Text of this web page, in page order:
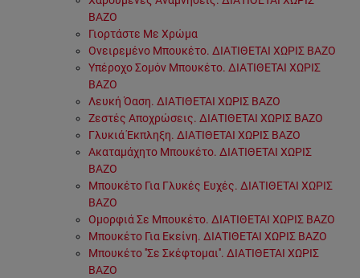
ΒΑΖΟ
Γιορτάστε Με Χρώμα
Ονειρεμένο Μπουκέτο. ΔΙΑΤΙΘΕΤΑΙ ΧΩΡΙΣ ΒΑΖΟ
Υπέροχο Σομόν Μπουκέτο. ΔΙΑΤΙΘΕΤΑΙ ΧΩΡΙΣ
ΒΑΖΟ
Λευκή Όαση. ΔΙΑΤΙΘΕΤΑΙ ΧΩΡΙΣ ΒΑΖΟ
Ζεστές Αποχρώσεις. ΔΙΑΤΙΘΕΤΑΙ ΧΩΡΙΣ ΒΑΖΟ
Γλυκιά Έκπληξη. ΔΙΑΤΙΘΕΤΑΙ ΧΩΡΙΣ ΒΑΖΟ
Ακαταμάχητο Μπουκέτο. ΔΙΑΤΙΘΕΤΑΙ ΧΩΡΙΣ
ΒΑΖΟ
Μπουκέτο Για Γλυκές Ευχές. ΔΙΑΤΙΘΕΤΑΙ ΧΩΡΙΣ
ΒΑΖΟ
Ομορφιά Σε Μπουκέτο. ΔΙΑΤΙΘΕΤΑΙ ΧΩΡΙΣ ΒΑΖΟ
Μπουκέτο Για Εκείνη. ΔΙΑΤΙΘΕΤΑΙ ΧΩΡΙΣ ΒΑΖΟ
Μπουκέτο ''Σε Σκέφτομαι''. ΔΙΑΤΙΘΕΤΑΙ ΧΩΡΙΣ
ΒΑΖΟ